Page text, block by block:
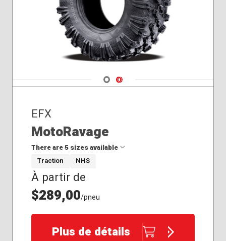
Navigate 1
Navigate 2
EFX
MotoRavage
There are 5 sizes available
27x10.00R14
30x10.00R14
30x10.00R16
32x10.00R14
32x10.00R18
Traction NHS
À partir de
$289,00/pneu
Plus de détails